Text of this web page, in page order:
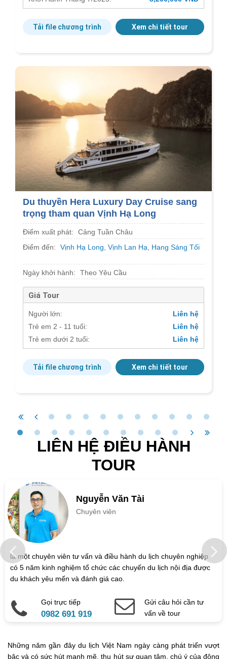
Tải file chương trình Xem chi tiết tour
Du thuyền Hera Luxury Day Cruise sang
trọng tham quan Vịnh Hạ Long
Điểm xuất phát:
Cảng Tuần Châu
Điểm đến:
Vịnh Hạ Long Vịnh Lan Hạ Hang Sáng Tối
Ngày khởi hành: Theo Yêu Cầu
Giá Tour
Người lớn:
Liên hệ
Trẻ em 2 - 11 tuổi:
Liên hệ
Trẻ em dưới 2 tuổi:
Liên hệ
Tải file chương trình Xem chi tiết tour
LIÊN HỆ ĐIỀU HÀNH
TOUR
Nguyễn Văn Tài
Chuyên viên
là một chuyên viên tư vấn và điều hành du lịch chuyên nghiệp
có 5 năm kinh nghiệm tổ chức các chuyến du lịch nội địa được
du khách yêu mến và đánh giá cao.
Gọi trực tiếp
0982 691 919
Gửi câu hỏi cần tư
vấn về tour
Những năm gần đây du lịch Việt Nam ngày càng phát triển vượt
bậc và có sức hút mạnh mẽ, thu hút sự quan tâm, chú ý của đông